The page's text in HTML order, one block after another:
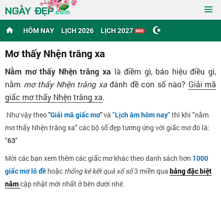
NGÀY ĐẸP.com ≡
HÔM NAY LỊCH 2026 LỊCH 2027
Mơ thấy Nhện trăng xa
Nằm mơ thấy Nhện trăng xa là điềm gì, báo hiệu điều gì,
nằm mơ thấy Nhện trăng xađánh đề con số nào? Giải mã
giấc mơ thấy Nhện trăng xa.
Như vậy theo"Giải mã giấc mơ"và "Lịch âm hôm nay" thì khi "nằm
mơ thấy Nhện trăng xa" các bộ số đẹp tương ứng với giấc mơ đó là:
"63"
Mời các bạn xem thêm các giấc mơ khác theo danh sách hơn 1000
giấc mơ lô đề hoặc thống kê kết quả xổ số3 miền qua bảng đặc biệt
nămcập nhật mới nhất ở bên dưới nhé.